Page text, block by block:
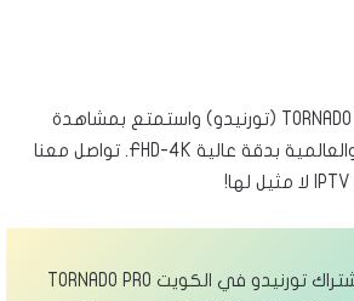
اشترك اليوم في TORNADO IPTV (تورنيدو) واستمتع بمشاهدة
أفضل القنوات العربية والعالمية بدقة عالية FHD-4K. تواصل معنا
احصل على أرخص اشتراك تورنيدو في الكويت TORNADO PRO